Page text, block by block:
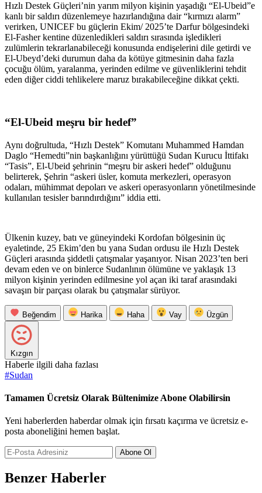
Hızlı Destek Güçleri’nin yarım milyon kişinin yaşadığı “El-Ubeid”e
kanlı bir saldırı düzenlemeye hazırlandığına dair “kırmızı alarm”
verirken, UNICEF bu güçlerin Ekim/ 2025’te Darfur bölgesindeki
El-Fasher kentine düzenledikleri saldırı sırasında işledikleri
zulümlerin tekrarlanabileceği konusunda endişelerini dile getirdi ve
El-Ubeyd’deki durumun daha da kötüye gitmesinin daha fazla
çocuğu ölüm, yaralanma, yerinden edilme ve güvenliklerini tehdit
eden diğer ciddi tehlikelere maruz bırakabileceğine dikkat çekti.
“El-Ubeid meşru bir hedef”
Aynı doğrultuda, “Hızlı Destek” Komutanı Muhammed Hamdan
Daglo “Hemedti”nin başkanlığını yürüttüğü Sudan Kurucu İttifakı
“Tasis”, El-Ubeid şehrinin “meşru bir askeri hedef” olduğunu
belirterek, Şehrin “askeri üsler, komuta merkezleri, operasyon
odaları, mühimmat depoları ve askeri operasyonların yönetilmesinde
kullanılan tesisler barındırdığını” iddia etti.
Ülkenin kuzey, batı ve güneyindeki Kordofan bölgesinin üç
eyaletinde, 25 Ekim’den bu yana Sudan ordusu ile Hızlı Destek
Güçleri arasında şiddetli çatışmalar yaşanıyor. Nisan 2023’ten beri
devam eden ve on binlerce Sudanlının ölümüne ve yaklaşık 13
milyon kişinin yerinden edilmesine yol açan iki taraf arasındaki
savaşın bir parçası olarak bu çatışmalar sürüyor.
Beğendim Harika Haha Vay Üzgün
Kızgın
Haberle ilgili daha fazlası
#Sudan
Tamamen Ücretsiz Olarak Bültenimize Abone Olabilirsin
Yeni haberlerden haberdar olmak için fırsatı kaçırma ve ücretsiz e-
posta aboneliğini hemen başlat.
Abone Ol
Benzer Haberler